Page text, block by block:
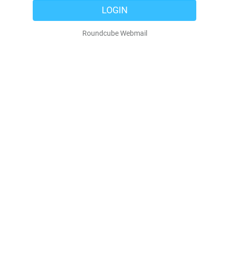
LOGIN
Roundcube Webmail